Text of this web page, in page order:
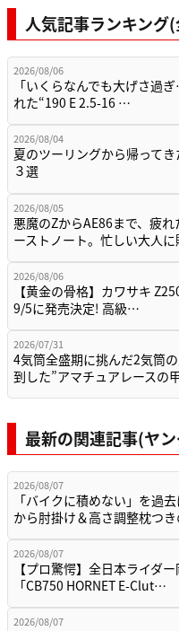
人気記事ランキング
2026/08/06
「いくらなんでも大げさ過
れた“190 E 2.5-16 …
2026/08/04
夏のツーリングから帰って
３選
2026/08/05
悪魔のZからAE86まで、疲
ーストノート。忙しい大人
2026/08/06
【黄金の骨格】カワサキ
9/5に発売決定! 高級…
2026/07/31
4気筒全盛期に挑んだ2気筒
到した”アマチュアレースの
最新の関連記事(ヤ
2026/08/07
「バイクに積めない」を過
から肘掛け＆高さ調整枕つ
2026/08/07
【プロ驚愕】全日本ライダ
「CB750 HORNET E-Clut…
2026/08/07